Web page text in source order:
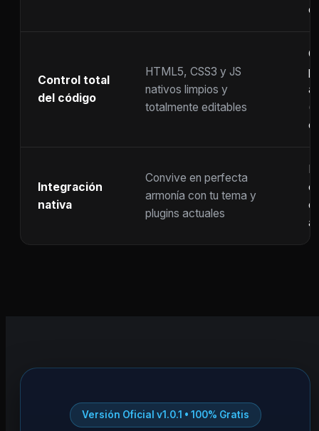
Control total
del código
HTML5, CSS3 y JS
nativos limpios y
totalmente editables
Integración
nativa
Convive en perfecta
armonía con tu tema y
plugins actuales
Versión Oficial v1.0.1 • 100% Gratis